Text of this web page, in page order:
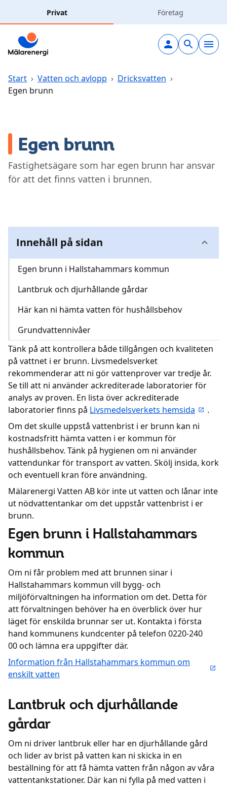
Privat Företag
Elavtal
Elnät
Fjärrvärme
Kundcenter
Start › Vatten och avlopp › Dricksvatten ›
Egen brunn
Egen brunn
Fastighetsägare som har egen brunn har ansvar
för att det finns vatten i brunnen.
Innehåll på sidan
Egen brunn i Hallstahammars kommun
Lantbruk och djurhållande gårdar
Här kan ni hämta vatten för hushållsbehov
Grundvattennivåer
Tänk på att kontrollera både tillgången och kvaliteten
på vattnet i er brunn. Livsmedelsverket
rekommenderar att ni gör vattenprover var tredje år.
Se till att ni använder ackrediterade laboratorier för
analys av proven. En lista över ackrediterade
laboratorier finns på Livsmedelsverkets hemsida
.
Om det skulle uppstå vattenbrist i er brunn kan ni
kostnadsfritt hämta vatten i er kommun för
hushållsbehov. Tänk på hygienen om ni använder
vattendunkar för transport av vatten. Skölj insida, kork
och eventuell kran före användning.
Mälarenergi Vatten AB kör inte ut vatten och lånar inte
ut nödvattentankar om det uppstår vattenbrist i er
brunn.
Egen brunn i Hallstahammars
kommun
Om ni får problem med att brunnen sinar i
Hallstahammars kommun vill bygg- och
miljöförvaltningen ha information om det. Detta för
att förvaltningen behöver ha en överblick över hur
läget för enskilda brunnar ser ut. Kontakta i första
hand kommunens kundcenter på telefon 0220-240
00 och lämna era uppgifter där.
Information från Hallstahammars kommun om
enskilt vatten
Lantbruk och djurhållande
gårdar
Om ni driver lantbruk eller har en djurhållande gård
och lider av brist på vatten kan ni skicka in en
beställning för att få hämta vatten från någon av våra
vattentankstationer. Där kan ni fylla på med vatten i